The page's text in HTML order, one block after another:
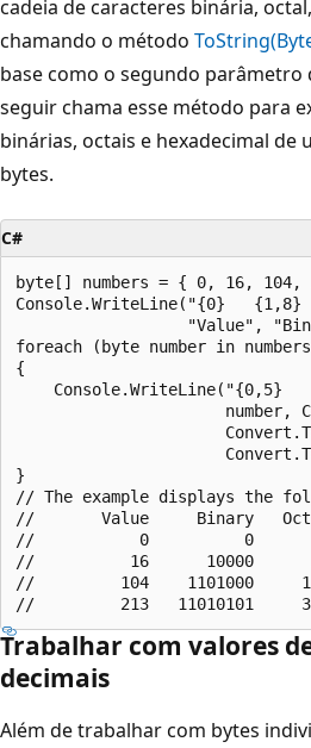
cadeia de caracteres binária,
chamando o método
base como o segundo parâmetro
seguir chama esse método para
binárias, octais e hexadecimal de
bytes.
C#
byte[] numbers = { 0, 16, 104,
Console.WriteLine("{0}
"Value",
foreach (byte number in
{
Console.WriteLine("{0,5}
number,
}
// The example displays the
//       Value     Binary
//           0          0
//          16      10000
//         104    1101000
Trabalhar com valores
decimais
Além de trabalhar com bytes